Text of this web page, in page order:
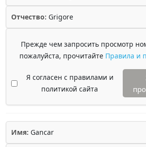
Отчество: Grigore
Прежде чем запросить просмотр
пожалуйста, прочитайте Правила и
Я согласен с правилами и
политикой сайта
Имя: Gancar